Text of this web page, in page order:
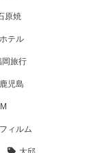
原焼
ホテル
岡旅行
鹿児島
フィルム